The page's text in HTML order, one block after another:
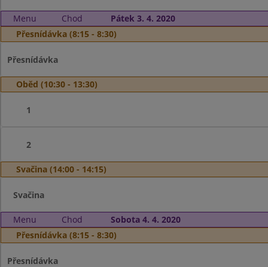
Menu Chod
Pátek 3. 4. 2020
Přesnídávka (8:15 - 8:30)
Přesnídávka
Oběd (10:30 - 13:30)
1
2
Svačina (14:00 - 14:15)
Svačina
Menu Chod
Sobota 4. 4. 2020
Přesnídávka (8:15 - 8:30)
Přesnídávka